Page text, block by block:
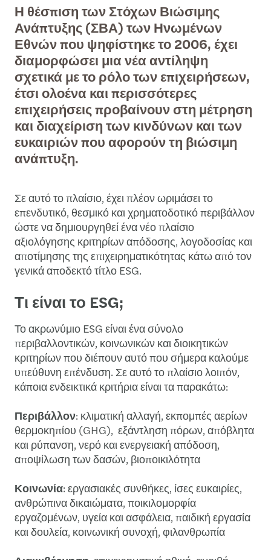
Η θέσπιση των Στόχων Βιώσιμης
Ανάπτυξης (ΣΒΑ) των Ηνωμένων
Εθνών που ψηφίστηκε το 2006, έχει
διαμορφώσει μια νέα αντίληψη
σχετικά με το ρόλο των επιχειρήσεων,
έτσι ολοένα και περισσότερες
επιχειρήσεις προβαίνουν στη μέτρηση
και διαχείριση των κινδύνων και των
ευκαιριών που αφορούν τη βιώσιμη
ανάπτυξη.
Σε αυτό το πλαίσιο, έχει πλέον ωριμάσει το
επενδυτικό, θεσμικό και χρηματοδοτικό περιβάλλον
ώστε να δημιουργηθεί ένα νέο πλαίσιο
αξιολόγησης κριτηρίων απόδοσης, λογοδοσίας και
αποτίμησης της επιχειρηματικότητας κάτω από τον
γενικά αποδεκτό τίτλο ESG.
Τι είναι το ESG;
Το ακρωνύμιο ESG είναι ένα σύνολο
περιβαλλοντικών, κοινωνικών και διοικητικών
κριτηρίων που διέπουν αυτό που σήμερα καλούμε
υπεύθυνη επένδυση. Σε αυτό το πλαίσιο λοιπόν,
κάποια ενδεικτικά κριτήρια είναι τα παρακάτω:
Περιβάλλον: κλιματική αλλαγή, εκπομπές αερίων
θερμοκηπίου (GHG), εξάντληση πόρων, απόβλητα
και ρύπανση, νερό και ενεργειακή απόδοση,
αποψίλωση των δασών, βιοποικιλότητα
Κοινωνία: εργασιακές συνθήκες, ίσες ευκαιρίες,
ανθρώπινα δικαιώματα, ποικιλομορφία
εργαζομένων, υγεία και ασφάλεια, παιδική εργασία
και δουλεία, κοινωνική συνοχή, φιλανθρωπία